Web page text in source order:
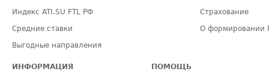
Индекс ATI.SU FTL РФ
Средние ставки
Выгодные направления
Страхование
О формировании
ИНФОРМАЦИЯ ПОМОЩЬ